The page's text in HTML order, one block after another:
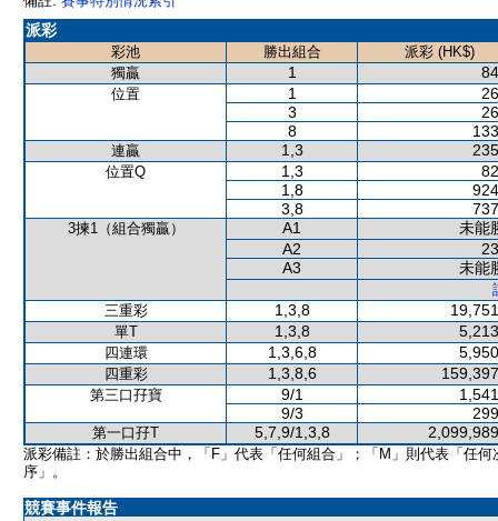
派彩
彩池 勝出組合
派彩 (HK$)
獨贏
1
位置 1
3
8
連贏 1,3
位置Q 1,3
1,8
3,8
3揀1（組合獨贏） A1
未能
A2
A3
未能
三重彩
1,3,8
單T 1,3,8
四連環 1,3,6,8
四重彩 1,3,8,6
第三口孖寶 9/1
9/3
第一口孖T 5,7,9/1,3,8
派彩備註：於勝出組合中，「F」代表「任何組合」；「M」則代表「任何
序」。
競賽事件報告